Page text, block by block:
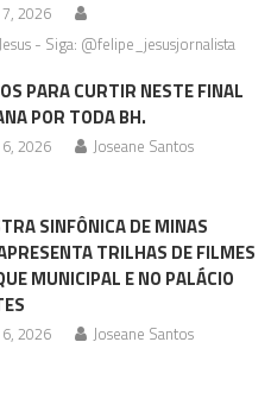
2026
- Siga: @felipe_jesusjornalista
PARA CURTIR NESTE FINAL
POR TODA BH.
2026 Joseane Santos
SINFÔNICA DE MINAS
TRILHAS DE FILMES
MUNICIPAL E NO PALÁCIO
2026 Joseane Santos